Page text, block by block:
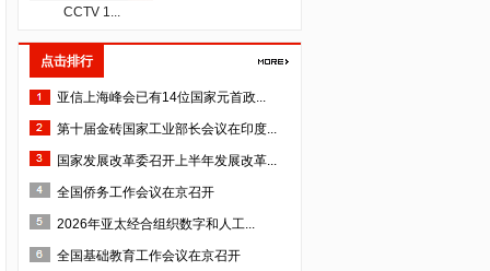
·四川泽昌集团有限公司
·中韬华益税务师事务所（成都）有限公司
·成都人人公义文化传播有限公司
·四川美森农业技术开发有限责任公司
·成都市培源科技开发有限公司
·四川纵横天下旅游资源开发有限责任公司
·四川云百汇贸易股份有限公司
·深圳市法兰智联股份有限公司
·深圳市生命能量文化传播有限公司
CCTV 1...
点击排行
亚信上海峰会已有14位国家元首政...
第十届金砖国家工业部长会议在印度...
国家发展改革委召开上半年发展改革...
全国侨务工作会议在京召开
2026年亚太经合组织数字和人工...
全国基础教育工作会议在京召开